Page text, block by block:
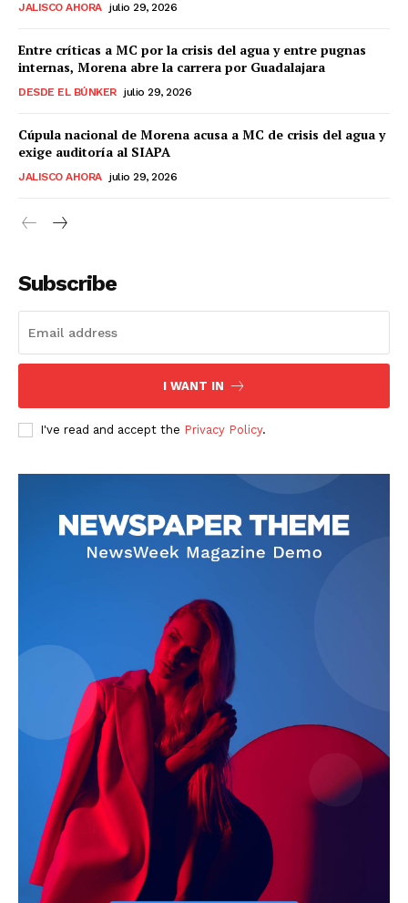
JALISCO AHORA julio 29, 2026
Entre críticas a MC por la crisis del agua y entre pugnas
internas, Morena abre la carrera por Guadalajara
DESDE EL BÚNKER julio 29, 2026
Cúpula nacional de Morena acusa a MC de crisis del agua y
exige auditoría al SIAPA
JALISCO AHORA julio 29, 2026
Subscribe
I WANT IN
I've read and accept the Privacy Policy.